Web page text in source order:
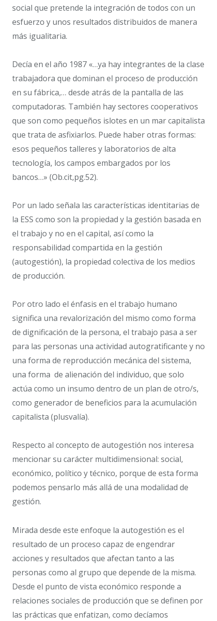
social que pretende la integración de todos con un
esfuerzo y unos resultados distribuidos de manera
más igualitaria.
Decía en el año 1987 «…ya hay integrantes de la clase
trabajadora que dominan el proceso de producción
en su fábrica,… desde atrás de la pantalla de las
computadoras. También hay sectores cooperativos
que son como pequeños islotes en un mar capitalista
que trata de asfixiarlos. Puede haber otras formas:
esos pequeños talleres y laboratorios de alta
tecnología, los campos embargados por los
bancos…» (Ob.cit,pg.52).
Por un lado señala las características identitarias de
la ESS como son la propiedad y la gestión basada en
el trabajo y no en el capital, así como la
responsabilidad compartida en la gestión
(autogestión), la propiedad colectiva de los medios
de producción.
Por otro lado el énfasis en el trabajo humano
significa una revalorización del mismo como forma
de dignificación de la persona, el trabajo pasa a ser
para las personas una actividad autogratificante y no
una forma de reproducción mecánica del sistema,
una forma de alienación del individuo, que solo
actúa como un insumo dentro de un plan de otro/s,
como generador de beneficios para la acumulación
capitalista (plusvalía).
Respecto al concepto de autogestión nos interesa
mencionar su carácter multidimensional: social,
económico, político y técnico, porque de esta forma
podemos pensarlo más allá de una modalidad de
gestión.
Mirada desde este enfoque la autogestión es el
resultado de un proceso capaz de engendrar
acciones y resultados que afectan tanto a las
personas como al grupo que depende de la misma.
Desde el punto de vista económico responde a
relaciones sociales de producción que se definen por
las prácticas que enfatizan, como decíamos